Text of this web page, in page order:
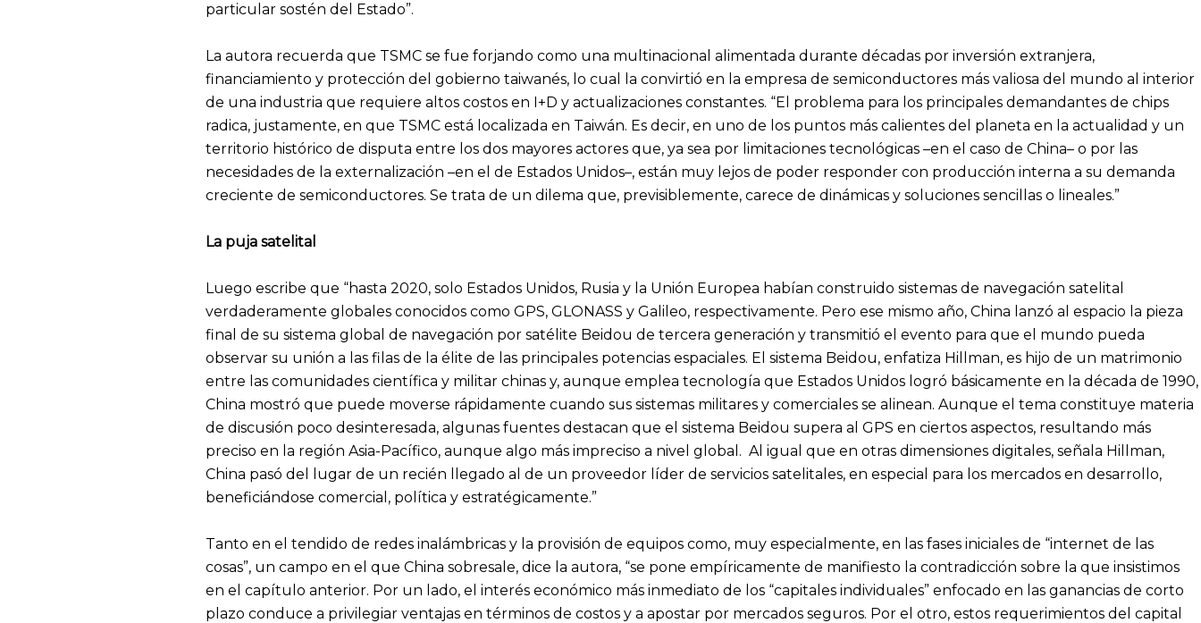
particular sostén del Estado”.
La autora recuerda que TSMC se fue forjando como una multinacional alimentada durante décadas por inversión extranjera,
financiamiento y protección del gobierno taiwanés, lo cual la convirtió en la empresa de semiconductores más valiosa del mundo al interior
de una industria que requiere altos costos en I+D y actualizaciones constantes. “El problema para los principales demandantes de chips
radica, justamente, en que TSMC está localizada en Taiwán. Es decir, en uno de los puntos más calientes del planeta en la actualidad y un
territorio histórico de disputa entre los dos mayores actores que, ya sea por limitaciones tecnológicas –en el caso de China– o por las
necesidades de la externalización –en el de Estados Unidos–, están muy lejos de poder responder con producción interna a su demanda
creciente de semiconductores. Se trata de un dilema que, previsiblemente, carece de dinámicas y soluciones sencillas o lineales.”
La puja satelital
Luego escribe que “hasta 2020, solo Estados Unidos, Rusia y la Unión Europea habían construido sistemas de navegación satelital
verdaderamente globales conocidos como GPS, GLONASS y Galileo, respectivamente. Pero ese mismo año, China lanzó al espacio la pieza
final de su sistema global de navegación por satélite Beidou de tercera generación y transmitió el evento para que el mundo pueda
observar su unión a las filas de la élite de las principales potencias espaciales. El sistema Beidou, enfatiza Hillman, es hijo de un matrimonio
entre las comunidades científica y militar chinas y, aunque emplea tecnología que Estados Unidos logró básicamente en la década de 1990,
China mostró que puede moverse rápidamente cuando sus sistemas militares y comerciales se alinean. Aunque el tema constituye materia
de discusión poco desinteresada, algunas fuentes destacan que el sistema Beidou supera al GPS en ciertos aspectos, resultando más
preciso en la región Asia-Pacífico, aunque algo más impreciso a nivel global. Al igual que en otras dimensiones digitales, señala Hillman,
China pasó del lugar de un recién llegado al de un proveedor líder de servicios satelitales, en especial para los mercados en desarrollo,
beneficiándose comercial, política y estratégicamente.”
Tanto en el tendido de redes inalámbricas y la provisión de equipos como, muy especialmente, en las fases iniciales de “internet de las
cosas”, un campo en el que China sobresale, dice la autora, “se pone empíricamente de manifiesto la contradicción sobre la que insistimos
en el capítulo anterior. Por un lado, el interés económico más inmediato de los “capitales individuales” enfocado en las ganancias de corto
plazo conduce a privilegiar ventajas en términos de costos y a apostar por mercados seguros. Por el otro, estos requerimientos del capital